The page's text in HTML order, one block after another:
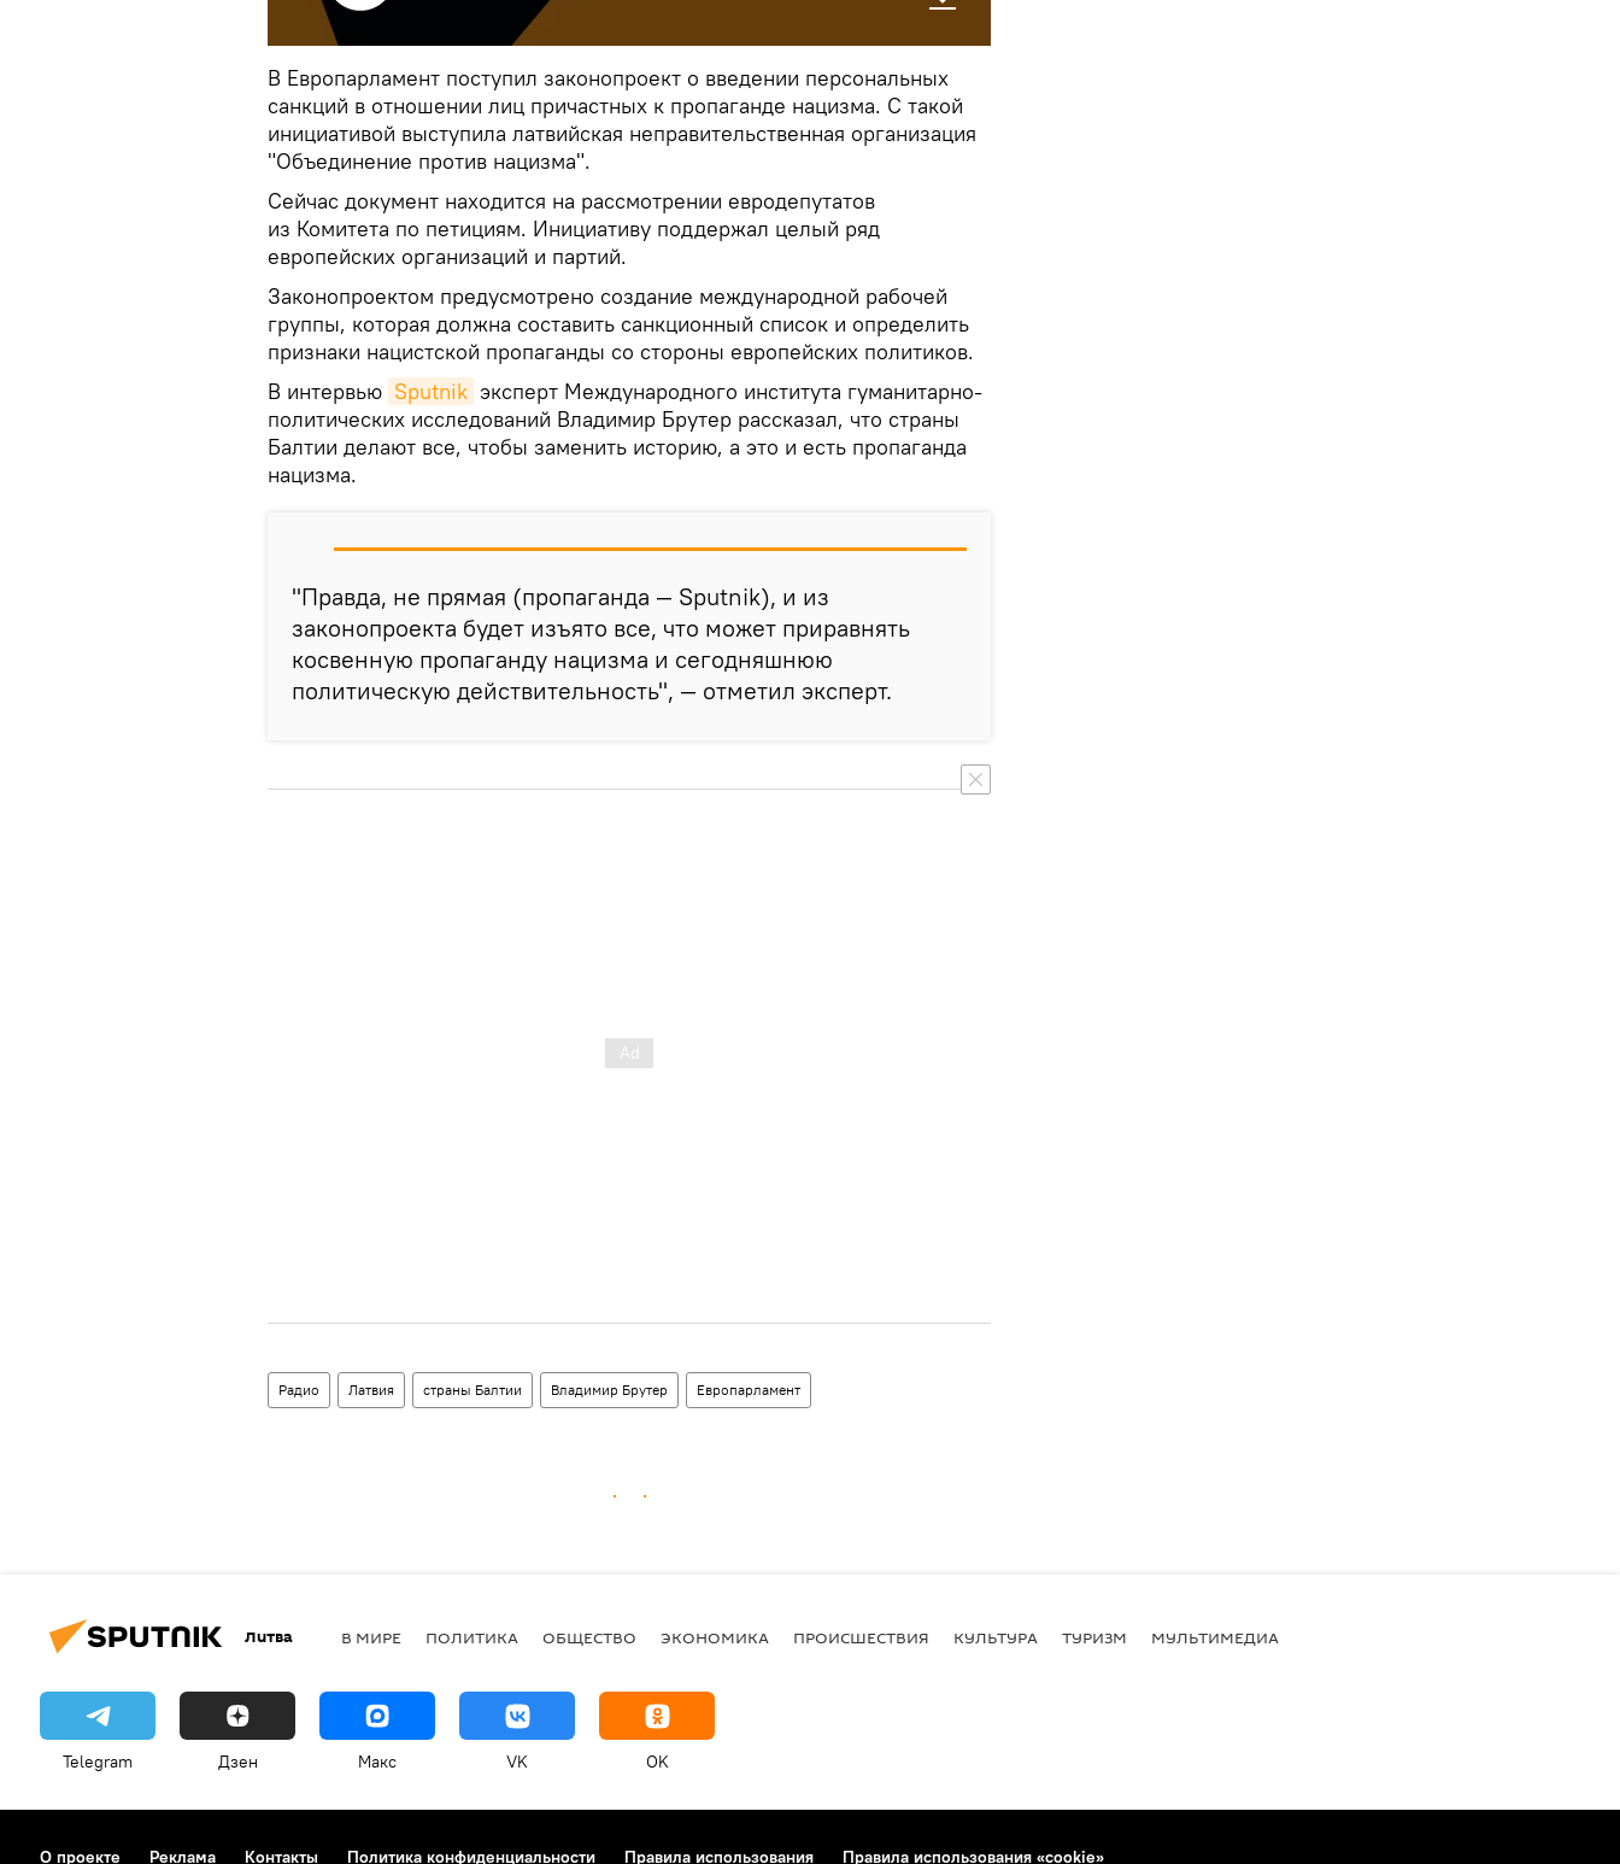
В Европарламент поступил законопроект о введении персональных
санкций в отношении лиц причастных к пропаганде нацизма. С такой
инициативой выступила латвийская неправительственная организация
"Объединение против нацизма".
Сейчас документ находится на рассмотрении евродепутатов
из Комитета по петициям. Инициативу поддержал целый ряд
европейских организаций и партий.
Законопроектом предусмотрено создание международной рабочей
группы, которая должна составить санкционный список и определить
признаки нацистской пропаганды со стороны европейских политиков.
В интервью Sputnik эксперт Международного института гуманитарно-
политических исследований Владимир Брутер рассказал, что страны
Балтии делают все, чтобы заменить историю, а это и есть пропаганда
нацизма.
"Правда, не прямая (пропаганда — Sputnik), и из
законопроекта будет изъято все, что может приравнять
косвенную пропаганду нацизма и сегодняшнюю
политическую действительность", — отметил эксперт.
Радио Латвия страны Балтии Владимир Брутер Европарламент
Литва В МИРЕ ПОЛИТИКА ОБЩЕСТВО ЭКОНОМИКА ПРОИСШЕСТВИЯ КУЛЬТУРА ТУРИЗМ МУЛЬТИМЕДИА
Telegram Дзен Макс VK OK
О проекте Реклама Контакты Политика конфиденциальности Правила использования Правила использования «cookie»